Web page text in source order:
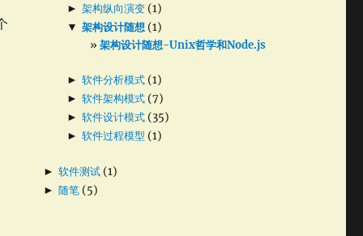
► 架构纵向演变(1)
▼ 架构设计随想(1)
架构设计随想-Unix哲学和Node.js
► 软件分析模式(1)
► 软件架构模式(7)
► 软件设计模式(35)
► 软件过程模型 (1)
► 软件测试(1)
► 随笔(5)